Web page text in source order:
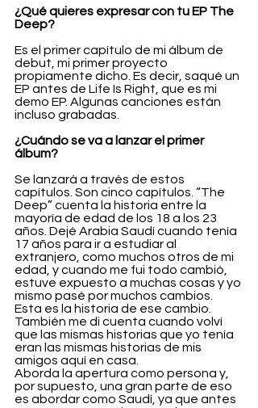
¿Qué quieres expresar con tu EP The
Deep?
Es el primer capítulo de mi álbum de
debut, mi primer proyecto
propiamente dicho. Es decir, saqué un
EP antes de Life Is Right, que es mi
demo EP. Algunas canciones están
incluso grabadas.
¿Cuándo se va a lanzar el primer
álbum?
Se lanzará a través de estos
capítulos. Son cinco capítulos. “The
Deep” cuenta la historia entre la
mayoría de edad de los 18 a los 23
años. Dejé Arabia Saudí cuando tenía
17 años para ir a estudiar al
extranjero, como muchos otros de mi
edad, y cuando me fui todo cambió,
estuve expuesto a muchas cosas y yo
mismo pasé por muchos cambios.
Esta es la historia de ese cambio.
También me di cuenta cuando volví
que las mismas historias que yo tenía
eran las mismas historias de mis
amigos aquí en casa.
Aborda la apertura como persona y,
por supuesto, una gran parte de eso
es abordar como Saudí, ya que antes